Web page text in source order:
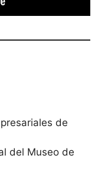
de
del Museo de